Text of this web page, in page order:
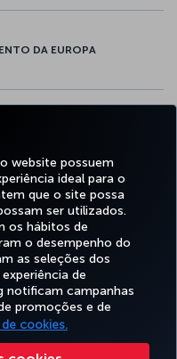
website possuem
ideal para o
que o site possa
ser utilizados.
os hábitos de
o desempenho do
as seleções dos
de
notificam campanhas
promoções e de
cookies.
DA EUROPA
TiktokBlog
AJUDA